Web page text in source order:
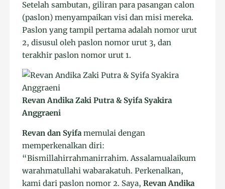
Setelah sambutan, giliran para pasangan calon
(paslon) menyampaikan visi dan misi mereka.
Paslon yang tampil pertama adalah nomor urut
2, disusul oleh paslon nomor urut 3, dan
terakhir paslon nomor urut 1.
Revan Andika Zaki Putra & Syifa Syakira
Anggraeni
Revan dan Syifamemulai dengan
memperkenalkan diri:
“Bismillahirrahmanirrahim. Assalamualaikum
warahmatullahi wabarakatuh. Perkenalkan,
kami dari paslon nomor 2. Saya,Revan Andika